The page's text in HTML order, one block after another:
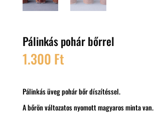
Pálinkás pohár bőrrel
1.300 Ft
Pálinkás üveg pohár bőr díszítéssel.
A bőrön változatos nyomott magyaros minta van.